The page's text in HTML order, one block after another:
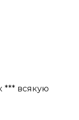
*** всякую